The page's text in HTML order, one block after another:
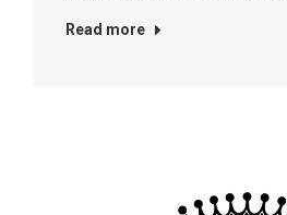
Read more